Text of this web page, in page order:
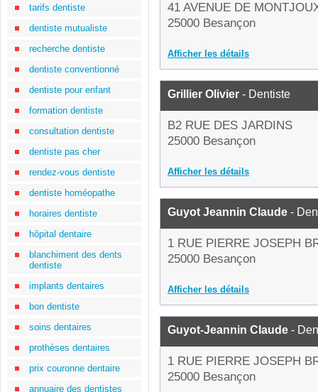
tarifs dentiste
dentiste mutualiste
recherche dentiste
dentiste conventionné
dentiste pour enfant
formation dentiste
consultation dentiste
dentiste pas cher
rendez-vous dentiste
dentiste homéopathe
horaires dentiste
hôpital dentaire
blanchiment des dents
dentiste
implants dentaires
bon dentiste
soins dentaires
prothèses dentaires
prix couronne dentaire
annuaire des dentistes
41 AVENUE DE
25000 Besançon
Afficher les détails
Grillier Olivier - Dentiste
B2 RUE DES JARDINS
25000 Besançon
Afficher les détails
Guyot Jeannin Claude -
1 RUE PIERRE JOSEPH
25000 Besançon
Afficher les détails
Guyot-Jeannin Claude -
1 RUE PIERRE JOSEPH
25000 Besançon